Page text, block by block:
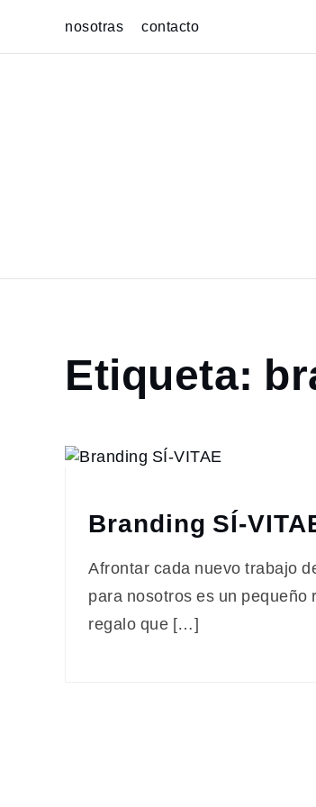
content
nosotras contacto
Home
portfolio
Asturias
Etiqueta:
Branding SÍ-
Afrontar cada nuevo trabajo
para nosotros es un pequeño
regalo que […]